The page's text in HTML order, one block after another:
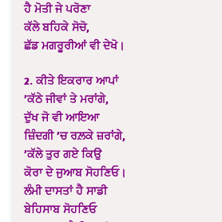
ਹੈ ਮੋਤੀ ਜੇ ਪਰੋਣਾ
ਕੱਲੇ ਬਹਿਕੇ ਸੋਚੋ,
ਛੱਡ ਮਗਰੂਰੀਆਂ ਵੀ ਦੇਖੋ।
2. ਕੀਤੇ ਇਕਰਾਰ ਆਪਾਂ
’ਕੱਠੇ ਜੀਵਾਂ ਤੇ ਮਰਾਂਗੇ,
ਦੁੱਖ ਜੋ ਵੀ ਆਇਆ
ਜ਼ਿੰਦਗੀ ’ਚ ਰਲ਼ਕੇ ਜ਼ਰਾਂਗੇ,
’ਕੱਲੇ ਤੁਰ ਗਏ ਕਿਉ
ਕੋਰਾ ਦੇ ਜੁਆਬ ਸੋਹਣਿਓ।
ਲੰਮੀ ਦਾਸਤਾਂ ਹੈ ਸਾਡੀ
ਬੇਹਿਸਾਬ ਸੋਹਣਿਓ